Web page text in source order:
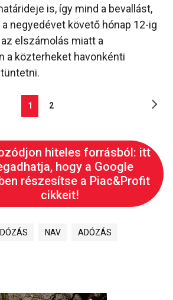
is, így mind a bevallást,
negyedévet követő hónap 12-ig
elszámolás miatt a
a közterheket havonkénti
1 2
hiteles forrásból: itt
hogy a Google
részesítse a Piac&Profit
cikkeit!
NAV ADÓZÁS